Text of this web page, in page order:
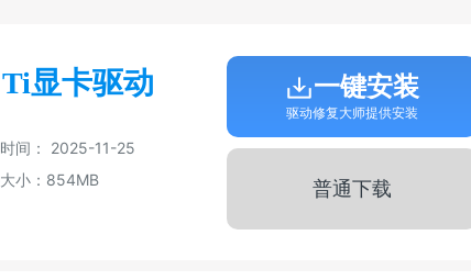
显卡驱动
间： 2025-11-25
小：854MB
一键安装
驱动修复大师提供安装
普通下载